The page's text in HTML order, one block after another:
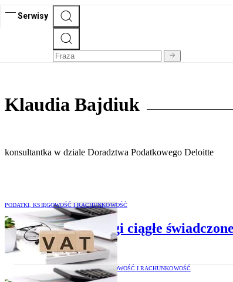
Serwisy
Klaudia Bajdiuk
konsultantka w dziale Doradztwa Podatkowego Deloitte
PODATKI, KSIĘGOWOŚĆ I RACHUNKOWOŚĆ
Jak rozliczyć usługi ciągłe
PODATKI, KSIĘGOWOŚĆ I RACHUNKOWOŚĆ